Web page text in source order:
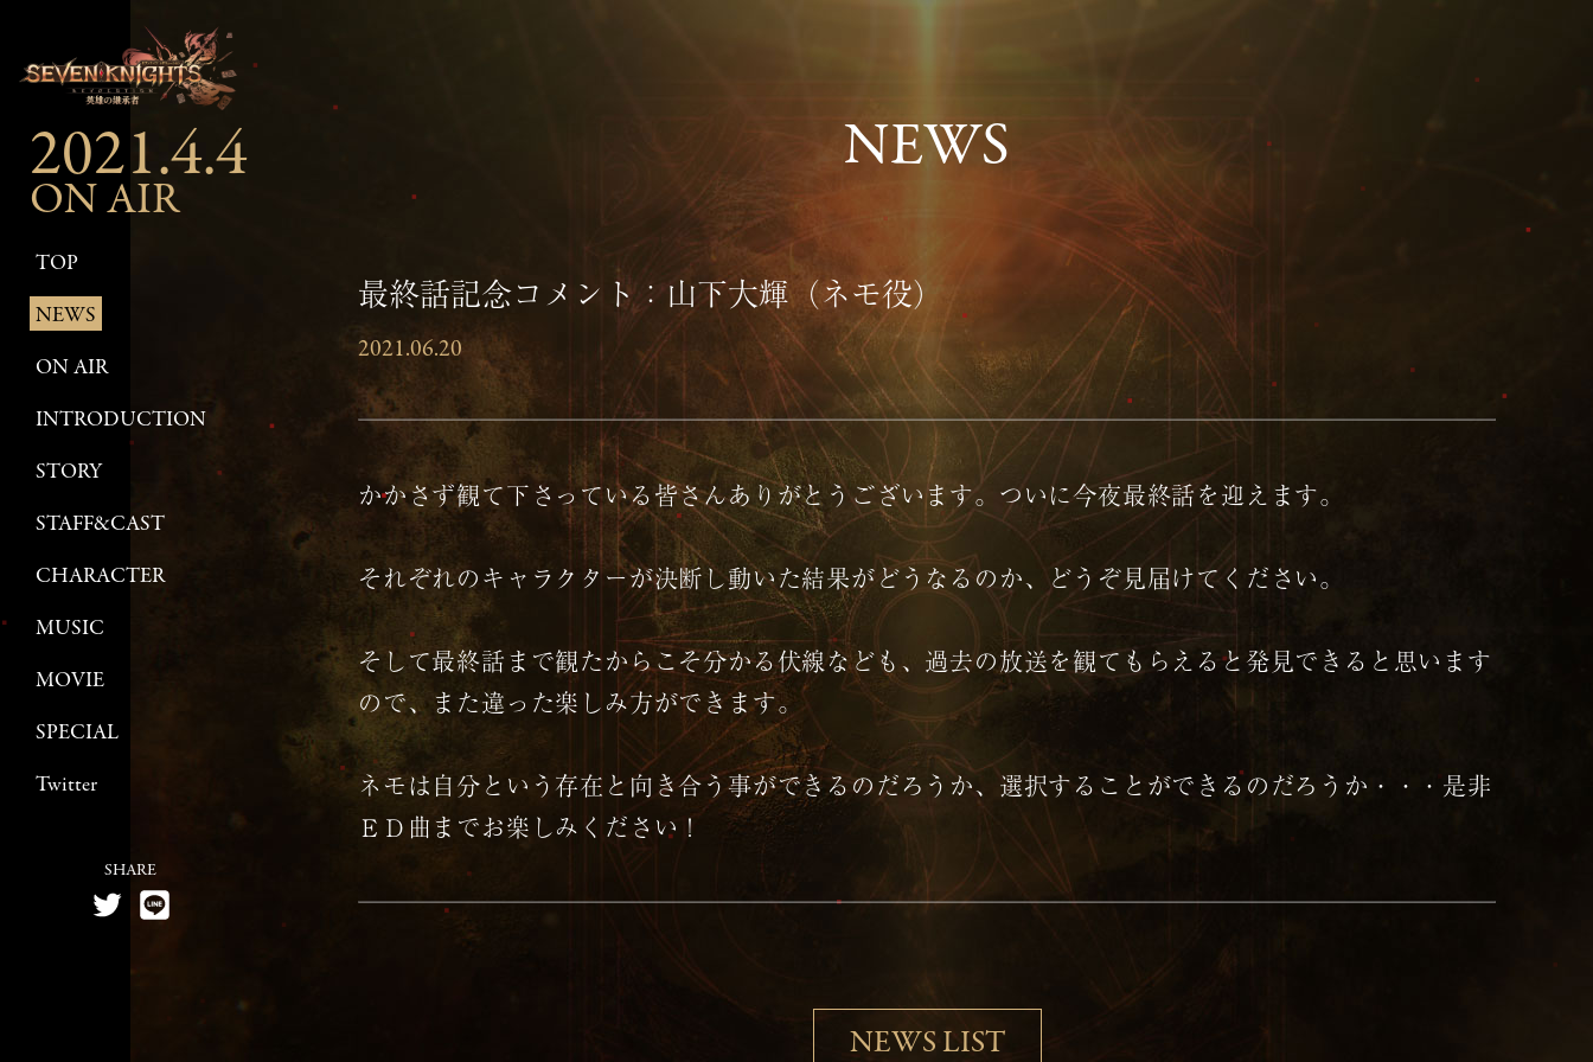
2021.4.4
ON AIR
TOP
NEWS
ON AIR
INTRODUCTION
STORY
STAFF&CAST
CHARACTER
MUSIC
MOVIE
SPECIAL
Twitter
SHARE
NEWS
最終話記念コメント：山下大輝（ネモ役）
2021.06.20
かかさず観て下さっている皆さんありがとうございます。ついに今夜最終話を迎えます。
それぞれのキャラクターが決断し動いた結果がどうなるのか、どうぞ見届けてください。
そして最終話まで観たからこそ分かる伏線なども、過去の放送を観てもらえると発見できると思います
ので、また違った楽しみ方ができます。
ネモは自分という存在と向き合う事ができるのだろうか、選択することができるのだろうか・・・是非
ＥＤ曲までお楽しみください！
NEWS LIST